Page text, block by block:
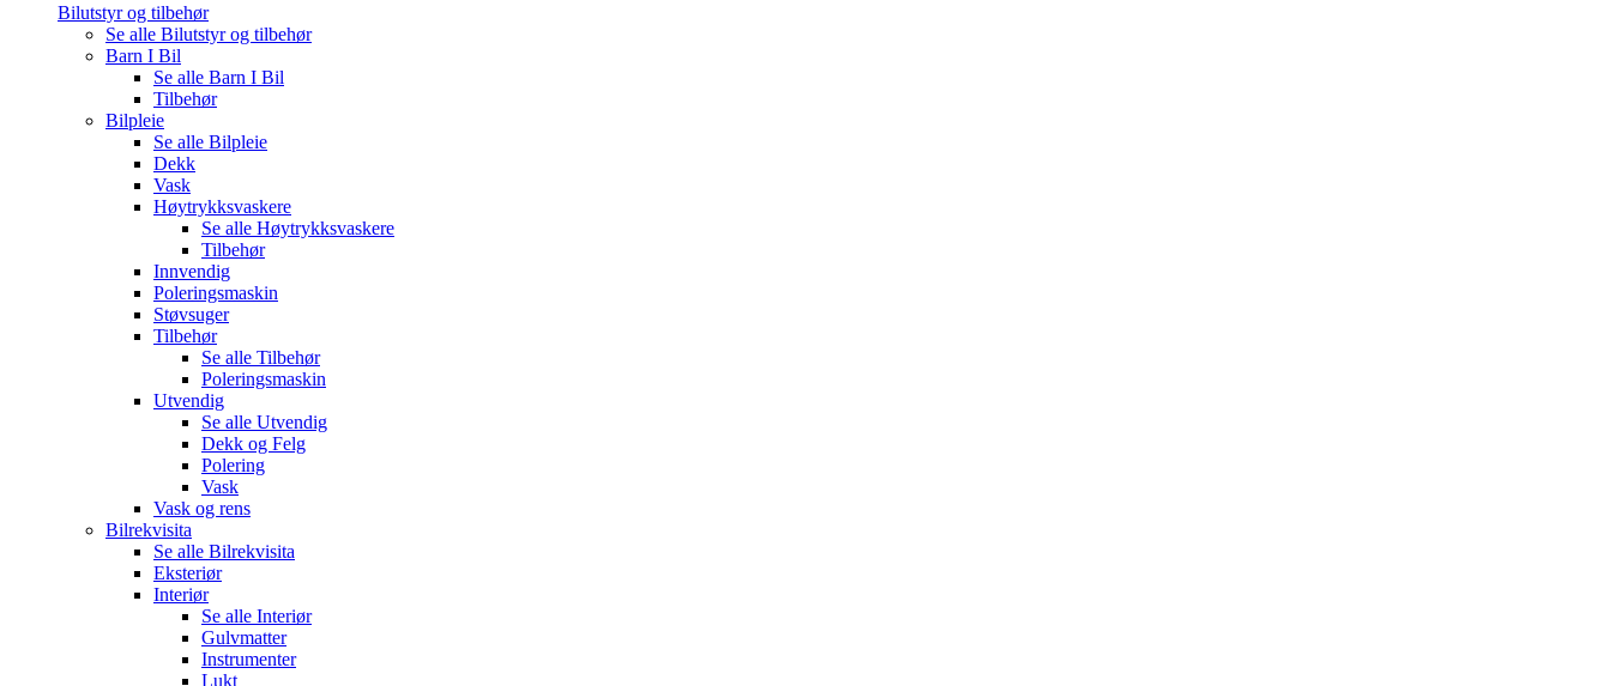
Bilutstyr og tilbehør
Se alle Bilutstyr og tilbehør
Barn I Bil
Se alle Barn I Bil
Tilbehør
Bilpleie
Se alle Bilpleie
Dekk
Vask
Høytrykksvaskere
Se alle Høytrykksvaskere
Tilbehør
Innvendig
Poleringsmaskin
Støvsuger
Tilbehør
Se alle Tilbehør
Poleringsmaskin
Utvendig
Se alle Utvendig
Dekk og Felg
Polering
Vask
Vask og rens
Bilrekvisita
Se alle Bilrekvisita
Eksteriør
Interiør
Se alle Interiør
Gulvmatter
Instrumenter
Lukt